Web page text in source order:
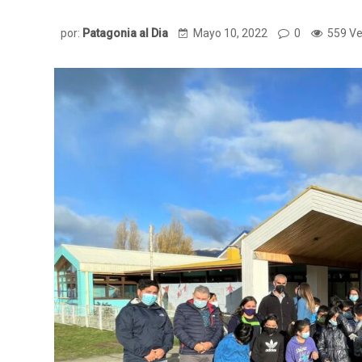
por: Patagonia al Dia Mayo 10, 2022 0 559